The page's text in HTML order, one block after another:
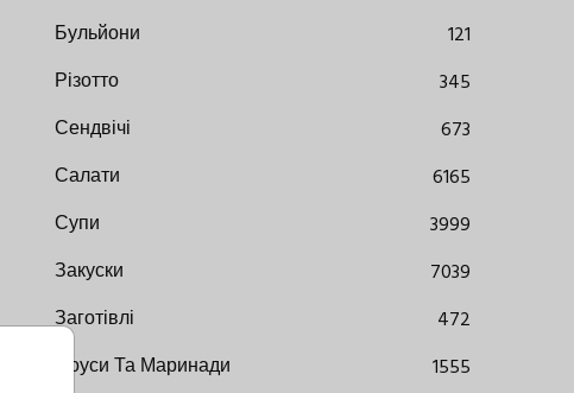
Бульйони
121
Різотто
345
Сендвічі
673
Салати
6165
Супи
3999
Закуски
7039
Заготівлі
472
Соуси Та Маринади
1555